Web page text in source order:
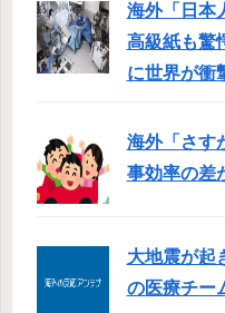
海外「日本
高級紙も驚
に世界が衝
海外「さす
事効率の差
大地震が起
の医療チー